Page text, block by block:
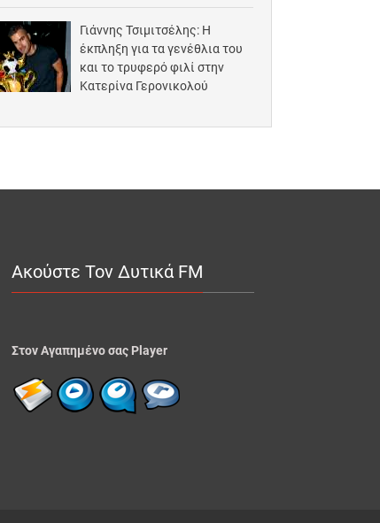
Γιάννης Τσιμιτσέλης: Η
έκπληξη για τα γενέθλια του
και το τρυφερό φιλί στην
Κατερίνα Γερονικολού
Ακούστε Τον Δυτικά FM
Στον Αγαπημένο σας Player